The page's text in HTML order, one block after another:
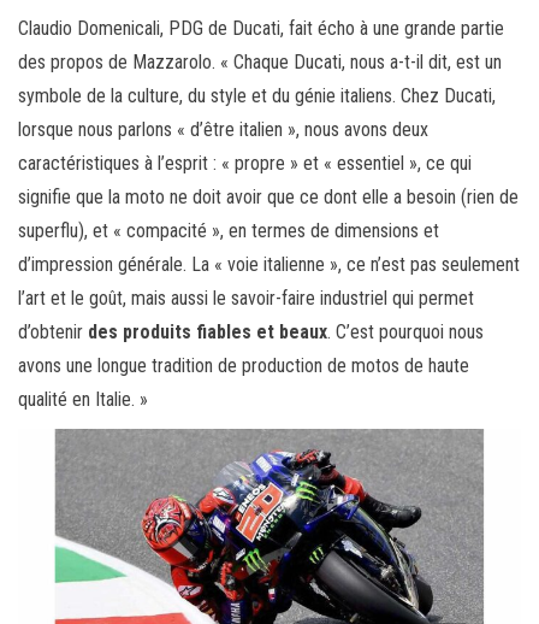
Claudio Domenicali, PDG de Ducati, fait écho à une grande partie
des propos de Mazzarolo. « Chaque Ducati, nous a-t-il dit, est un
symbole de la culture, du style et du génie italiens. Chez Ducati,
lorsque nous parlons « d’être italien », nous avons deux
caractéristiques à l’esprit : « propre » et « essentiel », ce qui
signifie que la moto ne doit avoir que ce dont elle a besoin (rien de
superflu), et « compacité », en termes de dimensions et
d’impression générale. La « voie italienne », ce n’est pas seulement
l’art et le goût, mais aussi le savoir-faire industriel qui permet
d’obtenir des produits fiables et beaux. C’est pourquoi nous
avons une longue tradition de production de motos de haute
qualité en Italie. »